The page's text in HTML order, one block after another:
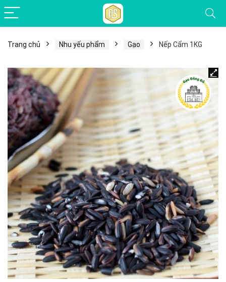
Trang chủ Nhu yếu phẩm Gạo Nếp Cẩm 1KG